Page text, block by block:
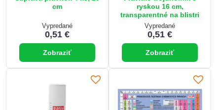
cm
Vypredané
0,51 €
Zobraziť
ryskou 16 cm,
transparentné na blistri
Vypredané
0,51 €
Zobraziť